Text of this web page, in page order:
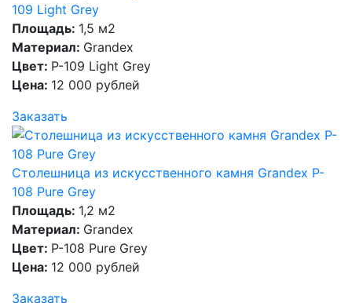
109 Light Grey
Площадь: 1,5 м2
Материал: Grandex
Цвет: P-109 Light Grey
Цена: 12 000 рублей
Заказать
Столешница из искусственного камня Grandex P-
108 Pure Grey
Площадь: 1,2 м2
Материал: Grandex
Цвет: P-108 Pure Grey
Цена: 12 000 рублей
Заказать